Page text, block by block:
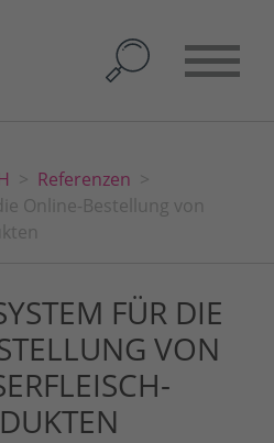
Referenzen
Online-Bestellung von
FÜR DIE
VON
P